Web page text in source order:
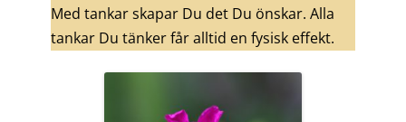
Med tankar skapar Du det Du önskar. Alla
tankar Du tänker får alltid en fysisk effekt.